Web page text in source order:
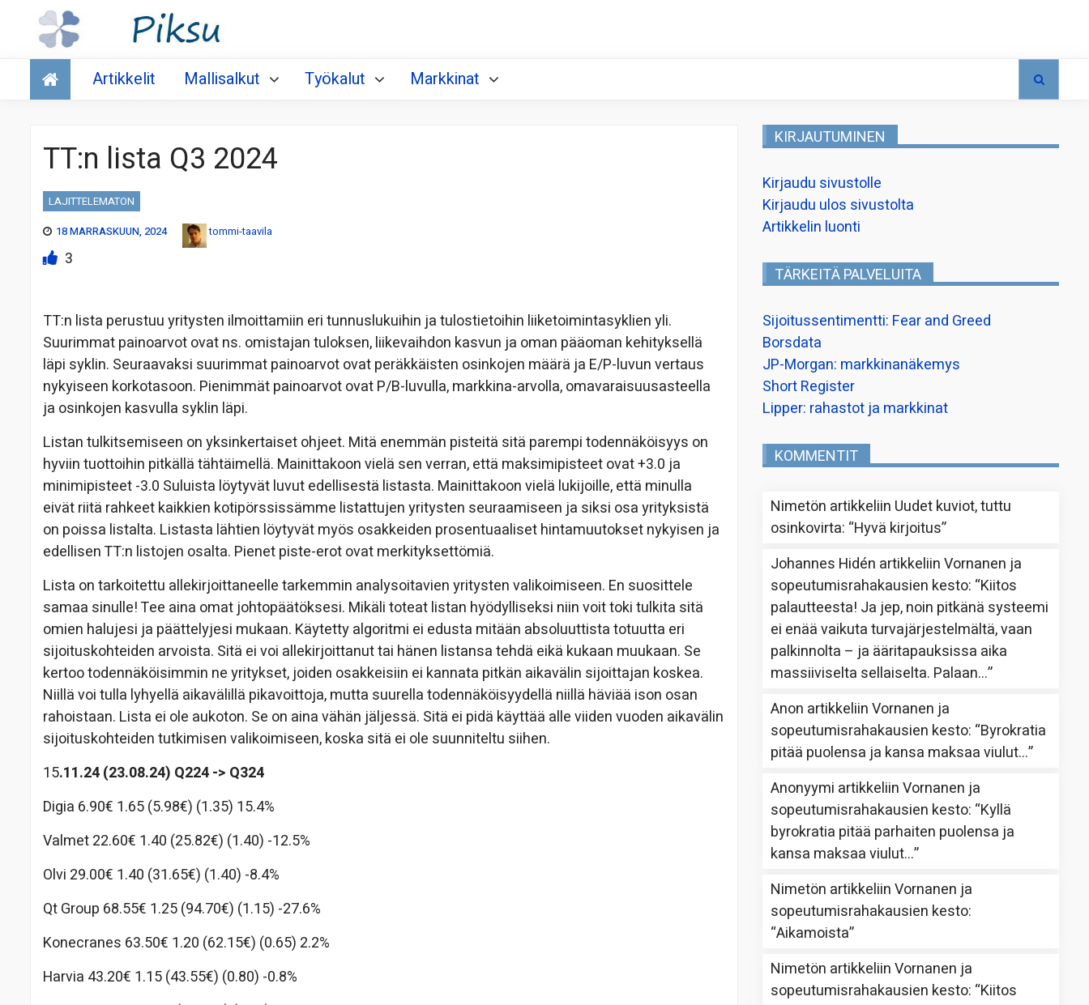
Talous
Artikkelit Mallisalkut Työkalut Markkinat
TT:n lista Q3 2024
LAJITTELEMATON
18 MARRASKUUN, 2024
tommi-taavila
3
TT:n lista perustuu yritysten ilmoittamiin eri tunnuslukuihin ja tulostietoihin liiketoimintasyklien yli.
Suurimmat painoarvot ovat ns. omistajan tuloksen, liikevaihdon kasvun ja oman pääoman kehityksellä
läpi syklin. Seuraavaksi suurimmat painoarvot ovat peräkkäisten osinkojen määrä ja E/P-luvun vertaus
nykyiseen korkotasoon. Pienimmät painoarvot ovat P/B-luvulla, markkina-arvolla, omavaraisuusasteella
ja osinkojen kasvulla syklin läpi.
Listan tulkitsemiseen on yksinkertaiset ohjeet. Mitä enemmän pisteitä sitä parempi todennäköisyys on
hyviin tuottoihin pitkällä tähtäimellä. Mainittakoon vielä sen verran, että maksimipisteet ovat +3.0 ja
minimipisteet -3.0 Suluista löytyvät luvut edellisestä listasta. Mainittakoon vielä lukijoille, että minulla
eivät riitä rahkeet kaikkien kotipörssissämme listattujen yritysten seuraamiseen ja siksi osa yrityksistä
on poissa listalta. Listasta lähtien löytyvät myös osakkeiden prosentuaaliset hintamuutokset nykyisen ja
edellisen TT:n listojen osalta. Pienet piste-erot ovat merkityksettömiä.
Lista on tarkoitettu allekirjoittaneelle tarkemmin analysoitavien yritysten valikoimiseen. En suosittele
samaa sinulle! Tee aina omat johtopäätöksesi. Mikäli toteat listan hyödylliseksi niin voit toki tulkita sitä
omien halujesi ja päättelyjesi mukaan. Käytetty algoritmi ei edusta mitään absoluuttista totuutta eri
sijoituskohteiden arvoista. Sitä ei voi allekirjoittanut tai hänen listansa tehdä eikä kukaan muukaan. Se
kertoo todennäköisimmin ne yritykset, joiden osakkeisiin ei kannata pitkän aikavälin sijoittajan koskea.
Niillä voi tulla lyhyellä aikavälillä pikavoittoja, mutta suurella todennäköisyydellä niillä häviää ison osan
rahoistaan. Lista ei ole aukoton. Se on aina vähän jäljessä. Sitä ei pidä käyttää alle viiden vuoden aikavälin
sijoituskohteiden tutkimisen valikoimiseen, koska sitä ei ole suunniteltu siihen.
15.11.24(23.08.24) Q224 -> Q324
Digia 6.90€ 1.65 (5.98€) (1.35) 15.4%
Valmet 22.60€ 1.40 (25.82€) (1.40) -12.5%
Olvi 29.00€ 1.40 (31.65€) (1.40) -8.4%
Qt Group 68.55€ 1.25 (94.70€) (1.15) -27.6%
Konecranes 63.50€ 1.20 (62.15€) (0.65) 2.2%
Harvia 43.20€ 1.15 (43.55€) (0.80) -0.8%
KIRJAUTUMINEN
Kirjaudu sivustolle
Kirjaudu ulos sivustolta
Artikkelin luonti
TÄRKEITÄ PALVELUITA
Sijoitussentimentti: Fear and Greed
Borsdata
JP-Morgan: markkinanäkemys
Short Register
Lipper: rahastot ja markkinat
KOMMENTIT
Nimetön artikkeliin Uudet kuviot, tuttu
osinkovirta: “Hyvä kirjoitus”
Johannes Hidén artikkeliinVornanen ja
sopeutumisrahakausien kesto: “Kiitos
palautteesta! Ja jep, noin pitkänä systeemi
ei enää vaikuta turvajärjestelmältä, vaan
palkinnolta – ja ääritapauksissa aika
massiiviselta sellaiselta. Palaan…”
Anon artikkeliinVornanen ja
sopeutumisrahakausien kesto: “Byrokratia
pitää puolensa ja kansa maksaa viulut…”
Anonyymi artikkeliinVornanen ja
sopeutumisrahakausien kesto: “Kyllä
byrokratia pitää parhaiten puolensa ja
kansa maksaa viulut…”
Nimetön artikkeliinVornanen ja
sopeutumisrahakausien kesto:
“Aikamoista”
Nimetön artikkeliinVornanen ja
sopeutumisrahakausien kesto: “Kiitos